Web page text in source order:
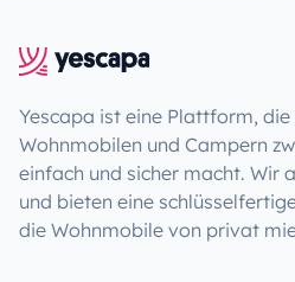
Yescapa ist eine Plattform,
Wohnmobilen und Campern
einfach und sicher macht. Wir
und bieten eine
die Wohnmobile von privat